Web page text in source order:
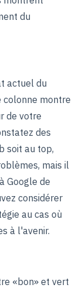
du
actuel du
colonne montre
de votre
des
soit au top,
mais il
Google de
considérer
au cas où
à l'avenir.
«bon» et vert